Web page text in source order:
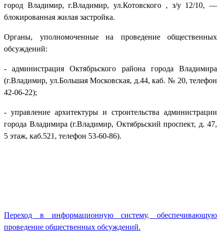
город Владимир, г.Владимир, ул.Котовского , з/у 12/10, —
блокированная жилая застройка.
Органы, уполномоченные на проведение общественных
обсуждений:
- администрация Октябрьского района города Владимира
(г.Владимир, ул.Большая Московская, д.44, каб. № 20, телефон
42-06-22);
- управление архитектуры и строительства администрации
города Владимира (г.Владимир, Октябрьский проспект, д. 47,
5 этаж, каб.521, телефон 53-60-86).
Переход в информационную систему, обеспечивающую
проведение общественных обсуждений.